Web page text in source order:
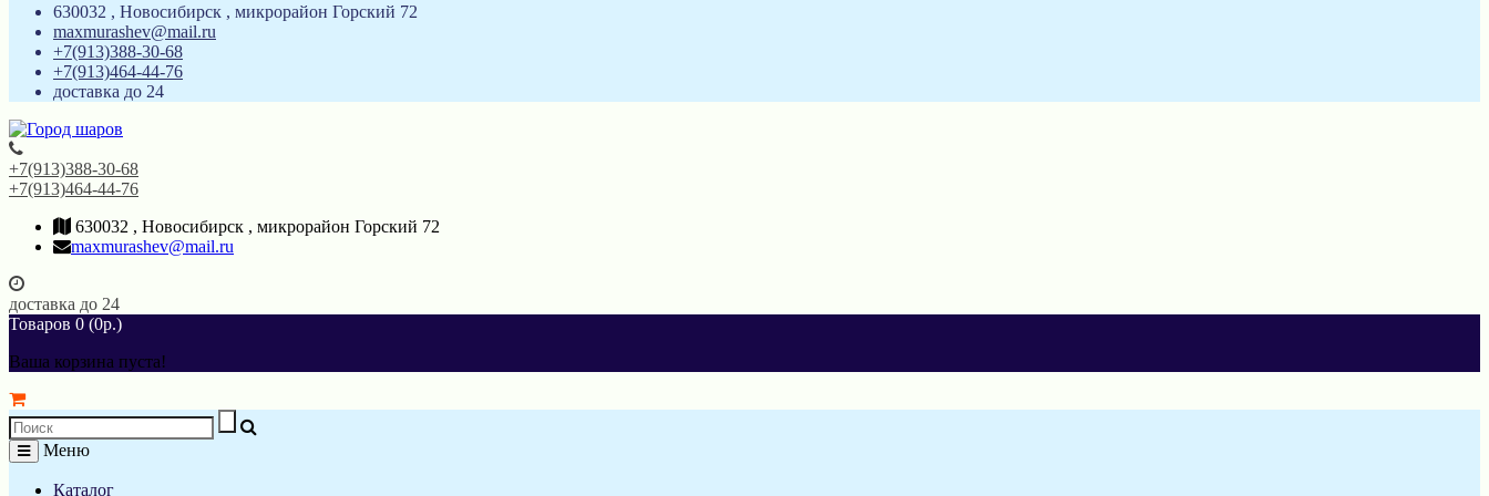
630032 , Новосибирск , микрорайон Горский 72
maxmurashev@mail.ru
+7(913)388-30-68
+7(913)464-44-76
доставка до 24
+7(913)388-30-68
+7(913)464-44-76
630032 , Новосибирск , микрорайон Горский 72
maxmurashev@mail.ru
доставка до 24
Товаров 0 (0р.)
Ваша корзина пуста!
Меню
Каталог